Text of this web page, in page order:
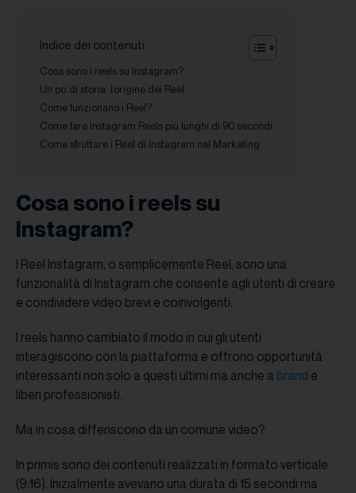
Indice dei contenuti
Cosa sono i reels su Instagram?
Un po’ di storia: l’origine dei Reel
Come funzionano i Reel?
Come fare Instagram Reels più lunghi di 90 secondi
Come sfruttare i Reel di Instagram nel Marketing
Cosa sono i reels su
Instagram?
I Reel Instagram, o semplicemente Reel, sono una
funzionalità di Instagram che consente agli utenti di creare
e condividere video brevi e coinvolgenti.
I reels hanno cambiato il modo in cui gli utenti
interagiscono con la piattaforma e offrono opportunità
interessanti non solo a questi ultimi ma anche a brand e
liberi professionisti.
Ma in cosa differiscono da un comune video?
In primis sono dei contenuti realizzati in formato verticale
(9:16). Inizialmente avevano una durata di 15 secondi ma